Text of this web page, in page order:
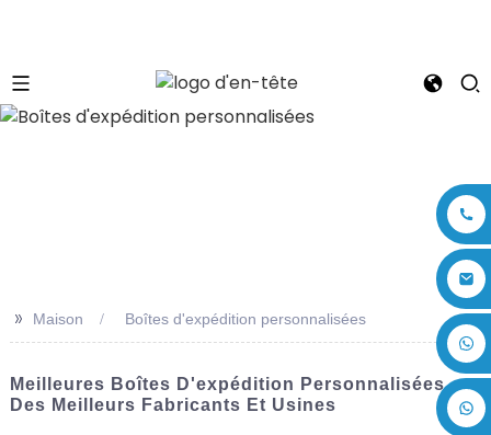
+86 17875305714
>> Maison Boîtes d'expédition personnalisées
Meilleures Boîtes D'expédition Personnalisées
Des Meilleurs Fabricants Et Usines